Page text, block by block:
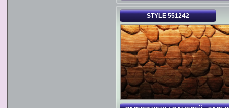
STYLE 551242